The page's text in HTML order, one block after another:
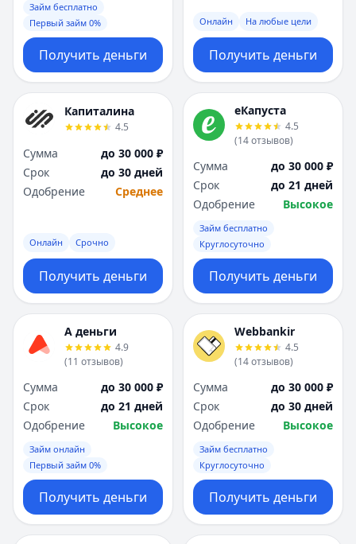
Займ бесплатно
Первый займ 0%
Получить деньги
Онлайн На любые цели
Получить деньги
Капиталина
4.5
Сумма
до 30 000 ₽
Срок
до 30 дней
Одобрение
Среднее
Онлайн Срочно
Получить деньги
еКапуста
4.5
(14отзывов)
Сумма
до 30 000 ₽
Срок
до 21 дней
Одобрение
Высокое
Займ бесплатно
Круглосуточно
Получить деньги
А деньги
4.9
(11 отзывов)
Сумма
до 30 000 ₽
Срок
до 21 дней
Одобрение
Высокое
Займ онлайн
Первый займ 0%
Получить деньги
Webbankir
4.5
(14отзывов)
Сумма
до 30 000 ₽
Срок
до 30 дней
Одобрение
Высокое
Займ бесплатно
Круглосуточно
Получить деньги